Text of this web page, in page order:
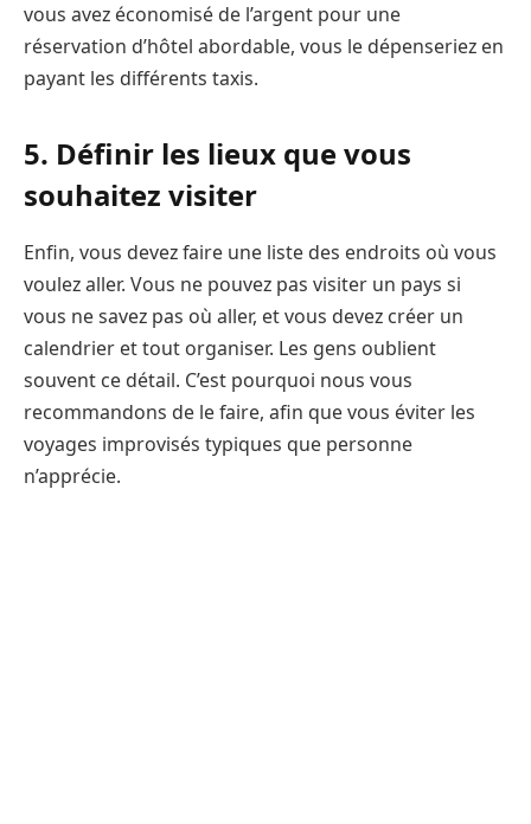
vous avez économisé de l’argent pour une
réservation d’hôtel abordable, vous le dépenseriez en
payant les différents taxis.
5. Définir les lieux que vous
souhaitez visiter
Enfin, vous devez faire une liste des endroits où vous
voulez aller. Vous ne pouvez pas visiter un pays si
vous ne savez pas où aller, et vous devez créer un
calendrier et tout organiser. Les gens oublient
souvent ce détail. C’est pourquoi nous vous
recommandons de le faire, afin que vous éviter les
voyages improvisés typiques que personne
n’apprécie.